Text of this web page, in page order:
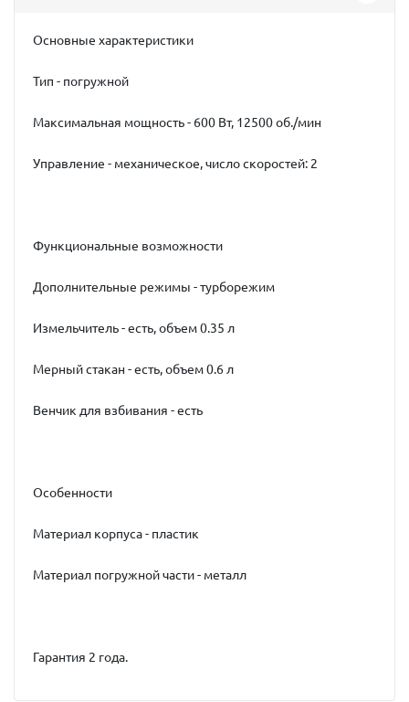
Основные характеристики
Тип - погружной
Максимальная мощность - 600 Вт, 12500 об./мин
Управление - механическое, число скоростей: 2
Функциональные возможности
Дополнительные режимы - турборежим
Измельчитель - есть, объем 0.35 л
Мерный стакан - есть, объем 0.6 л
Венчик для взбивания - есть
Особенности
Материал корпуса - пластик
Материал погружной части - металл
Гарантия 2 года.